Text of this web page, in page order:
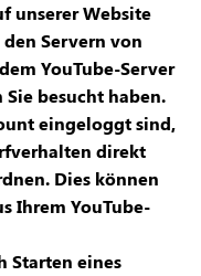
unserer Website
Servern von
YouTube-Server
besucht haben.
eingeloggt sind,
direkt
Dies können
Ihrem YouTube-
Starten eines